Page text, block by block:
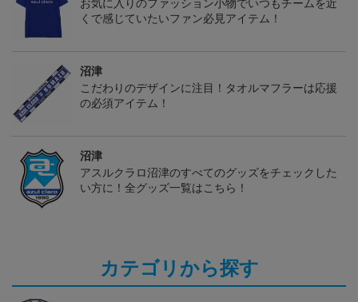
お気に入りのファッション小物でいつもチームを近
くで感じていたいファン必見アイテム！
沼津
こだわりのデザインに注目！タオルマフラーは応援
の必須アイテム！
沼津
アスルクラロ沼津のすべてのグッズをチェックした
い方に！全グッズ一覧はこちら！
カテゴリから探す